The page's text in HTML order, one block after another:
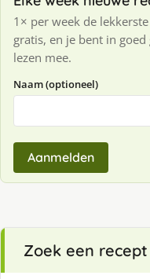
1× per week de
gratis, en je bent in
lezen mee.
Naam (optioneel)
Aanmelden
Zoek een recept